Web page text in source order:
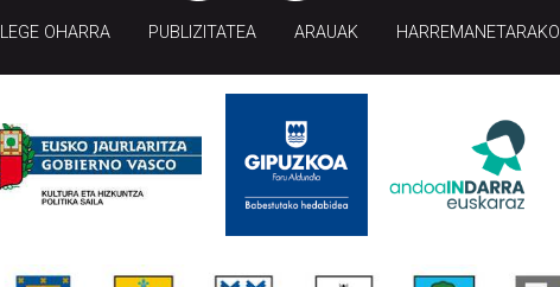
LEGE OHARRA PUBLIZITATEA ARAUAK HARREMANETARAKO